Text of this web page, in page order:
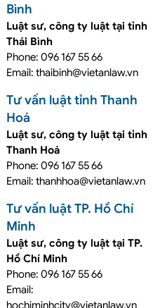
Bình
Luật sư, công ty luật tại tỉnh
Thái Bình
Phone: 096 167 55 66
Email: thaibinh@vietanlaw.vn
Tư vấn luật tỉnh Thanh
Hoá
Luật sư, công ty luật tại tỉnh
Thanh Hoá
Phone: 096 167 55 66
Email: thanhhoa@vietanlaw.vn
Tư vấn luật TP. Hồ Chí
Minh
Luật sư, công ty luật tại TP.
Hồ Chí Minh
Phone: 096 167 55 66
Email:
hochiminhcity@vietanlaw.vn